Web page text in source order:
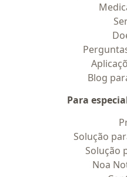
Blog
Para
Solução
Solução
Noa